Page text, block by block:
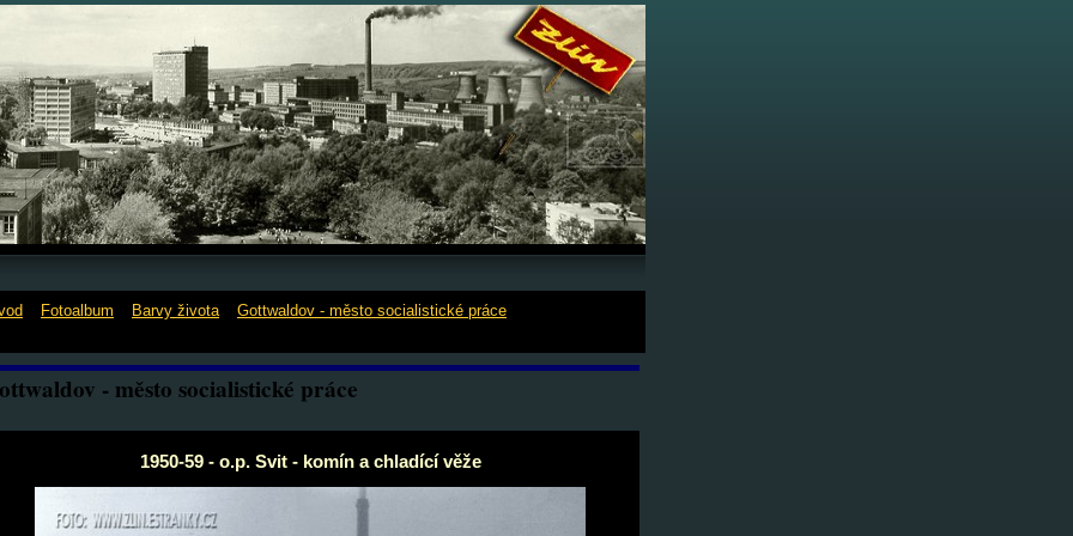
Fotoalbum Barvy života» Gottwaldov - město socialistické práce
- město socialistické práce
1950-59 - o.p. Svit - komín a chladící věže